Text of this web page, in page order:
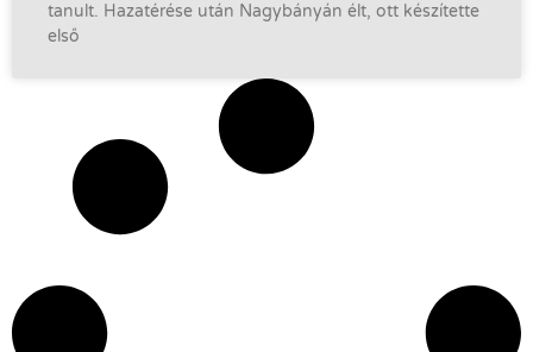
tanult. Hazatérése után Nagybányán élt, ott készítette
első